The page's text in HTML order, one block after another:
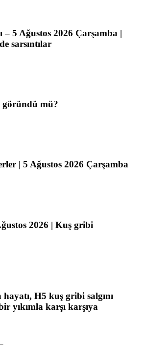
– 5 Ağustos 2026 Çarşamba |
sarsıntılar
mü?
| 5 Ağustos 2026 Çarşamba
2026 | Kuş gribi
H5 kuş gribi salgını
yıkımla karşı karşıya